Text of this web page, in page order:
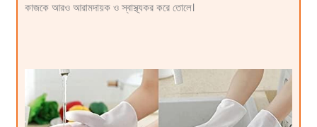
কাজকে আরও আরামদায়ক ও স্বাস্থ্যকর করে তোলে।